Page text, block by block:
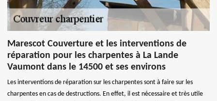
Marescot Couverture et les interventions de
réparation pour les charpentes à La Lande
Vaumont dans le 14500 et ses environs
Les interventions de réparation sur les charpentes sont à faire sur les
charpentes en cas de destructions. En effet, il est nécessaire et très utile